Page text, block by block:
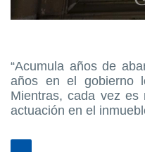
“Acumula años de
años en el gobierno
Mientras, cada vez es
actuación en el